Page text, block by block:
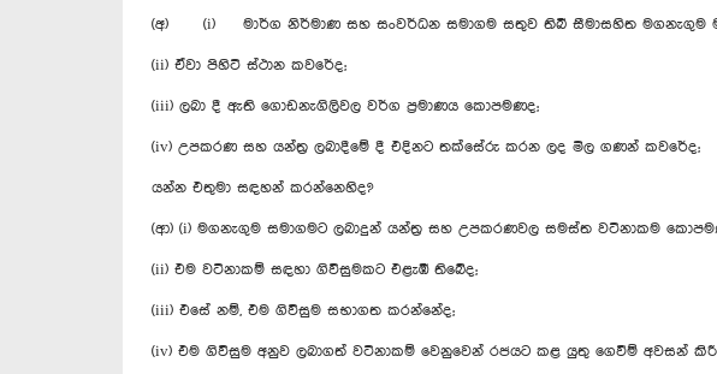
(අ) (i) මාර්ග නිර්මාණ සහ සංවර්ධන සමාගම සතුව තිබී සීමාසහිත මගනැගුම
(ii) ඒවා පිහිටි ස්ථාන කවරේද;
(iii) ලබා දී ඇති ගොඩනැගිලිවල වර්ග ප‍්‍රමාණය කොපමණද;
(iv) උපකරණ සහ යන්ත‍්‍ර ලබාදීමේ දී එදිනට තක්සේරු කරන ලද මිල ගණන් කවරේද;
යන්න එතුමා සඳහන් කරන්නෙහිද?
(ආ) (i) මගනැගුම සමාගමට ලබාදුන් යන්ත‍්‍ර සහ උපකරණවල සමස්ත වටිනාකම
(ii) එම වටිනාකම් සඳහා ගිවිසුමකට එළැඹී තිබේද;
(iii) එසේ නම්, එම ගිවිසුම සභාගත කරන්නේද;
(iv) එම ගිවිසුම අනුව ලබාගත් වටිනාකම් වෙනුවෙන් රජයට කළ යුතු ගෙවීම් අවසන්